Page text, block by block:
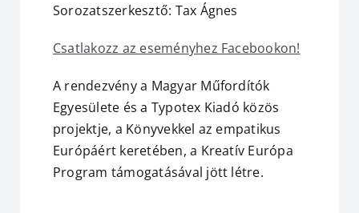
Sorozatszerkesztő: Tax Ágnes
Csatlakozz az eseményhez Facebookon!
A rendezvény a Magyar Műfordítók
Egyesülete és a Typotex Kiadó közös
projektje, a Könyvekkel az empatikus
Európáért keretében, a Kreatív Európa
Program támogatásával jött létre.